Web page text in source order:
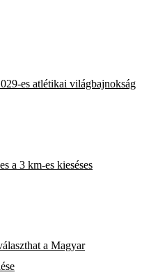
es atlétikai világbajnokság
a 3 km-es kieséses
a Magyar